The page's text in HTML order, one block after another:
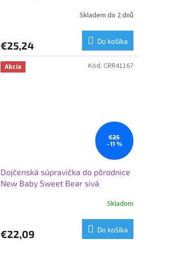
Skladem do 2 dnů
€25,24 Do košíka
Akcia
€25
–11 %
Dojčenská súpravička do pôrodnice
New Baby Sweet Bear sivá
Skladom
€22,09 Do košíka
Kód: CRR41167